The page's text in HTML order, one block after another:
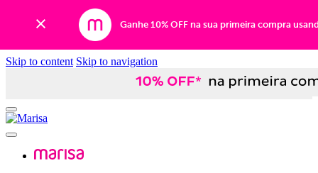
Ganhe 10% OFF na sua primeira compra
Skip to content Skip to navigation